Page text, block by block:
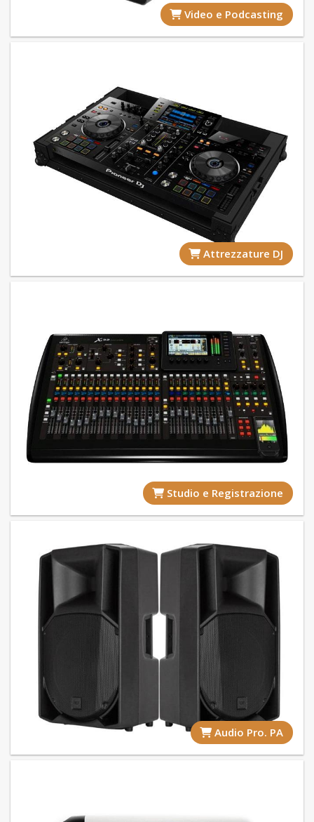
Video e Podcasting
Attrezzature DJ
Studio e Registrazione
Audio Pro. PA